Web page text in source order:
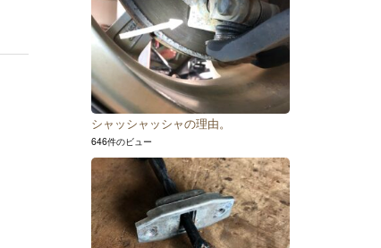
シャッシャッシャの理由。
646件のビュー